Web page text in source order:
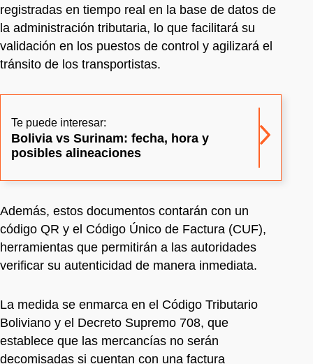
registradas en tiempo real en la base de datos de
la administración tributaria, lo que facilitará su
validación en los puestos de control y agilizará el
tránsito de los transportistas.
Te puede interesar:
Bolivia vs Surinam: fecha, hora y
posibles alineaciones
Además, estos documentos contarán con un
código QR y el Código Único de Factura (CUF),
herramientas que permitirán a las autoridades
verificar su autenticidad de manera inmediata.
La medida se enmarca en el Código Tributario
Boliviano y el Decreto Supremo 708, que
establece que las mercancías no serán
decomisadas si cuentan con una factura